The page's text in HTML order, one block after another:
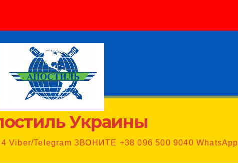
Украины
Viber/Telegram ЗВОНИТЕ +38 096 500 9040 WhatsApp